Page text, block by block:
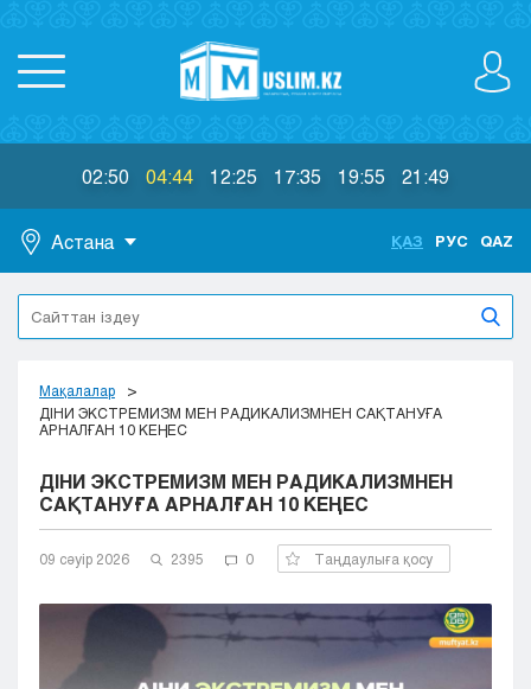
02:50 04:44 12:25 17:35 19:55 21:49
Астана
Астана
Алматы
Актобе
Атырау
Жезказган
Кокшетау
Костанай
Кызылорда
Петропавловск
Талдыкорган
ҚАЗ РУС QAZ
Мақалалар
ДІНИ ЭКСТРЕМИЗМ МЕН РАДИКАЛИЗМНЕН САҚТАНУҒА
АРНАЛҒАН 10 КЕҢЕС
ДІНИ ЭКСТРЕМИЗМ МЕН РАДИКАЛИЗМНЕН
САҚТАНУҒА АРНАЛҒАН 10 КЕҢЕС
09 сәуір 2026 2395 0 Таңдаулыға қосу